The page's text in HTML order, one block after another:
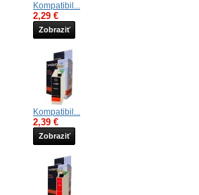
Kompatibil...
2,29 €
Zobraziť
Kompatibil...
2,39 €
Zobraziť